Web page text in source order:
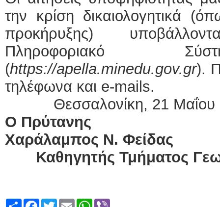
την κρίση δικαιολογητικά
προκήρυξης)
Πληροφοριακό
(https://apella.minedu.gov.gr).
τηλέφωνα και e-mails.
Θεσσαλονίκη, 21 Μαΐου
Ο Πρύτανης
Χαράλαμπος Ν. Φείδας
Καθηγητής Τμήματος
ShareFacebook
TwitterEmailWhatsApp